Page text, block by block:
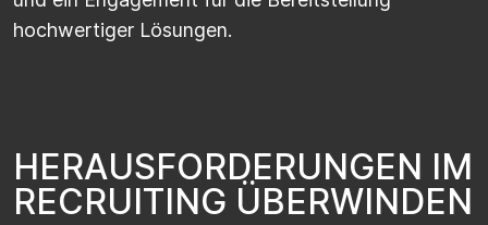
hochwertiger Lösungen.
HERAUSFORDERUNGEN IM
RECRUITING ÜBERWINDEN